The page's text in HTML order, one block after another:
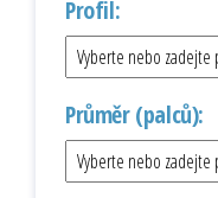
Profil:
Průměr (palců):